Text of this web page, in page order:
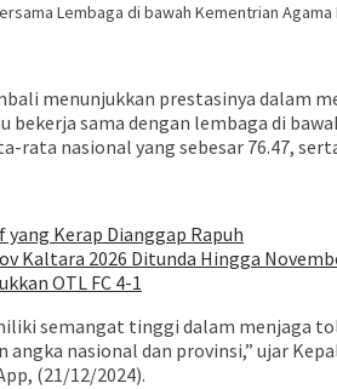
Lembaga di bawah Kementrian Agama
menunjukkan prestasinya dalam
sama dengan lembaga di
rata nasional yang sebesar 76.47,
Kerap Dianggap Rapuh
Kaltara 2026 Ditunda Hingga
OTL FC 4-1
semangat tinggi dalam menjaga
nasional dan provinsi,” ujar
(21/12/2024).